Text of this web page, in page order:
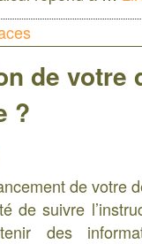
de votre
?
de votre
de suivre
des